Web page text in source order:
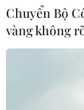
Anh muốn
thương
Chuyển Bộ
vàng không